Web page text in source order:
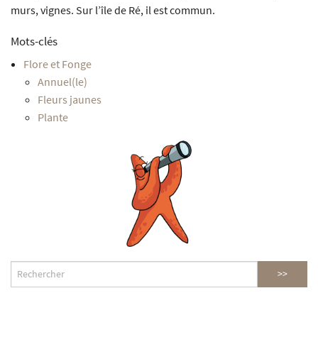
murs, vignes. Sur l’île de Ré, il est commun.
Mots-clés
Flore et Fonge
Annuel(le)
Fleurs jaunes
Plante